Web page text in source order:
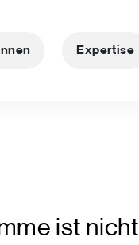
Expertise
ist nicht